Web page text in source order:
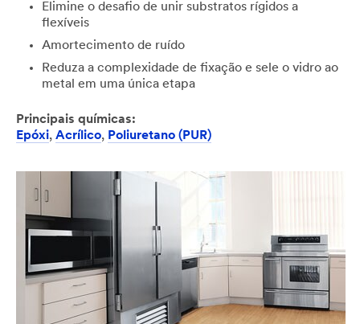
Elimine o desafio de unir substratos rígidos a
flexíveis
Amortecimento de ruído
Reduza a complexidade de fixação e sele o vidro ao
metal em uma única etapa
Principais químicas:
Epóxi, Acrílico, Poliuretano (PUR)